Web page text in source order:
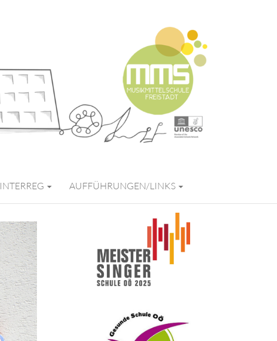
INTERREG AUFFÜHRUNGEN/LINKS